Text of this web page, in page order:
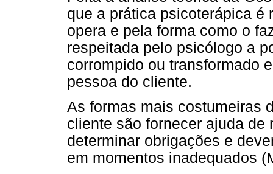
que a prática psicoterápica é
opera e pela forma como o
respeitada pelo psicólogo a
corrompido ou transformado
pessoa do cliente.
As formas mais costumeiras
cliente são fornecer ajuda de
determinar obrigações e
em momentos inadequados